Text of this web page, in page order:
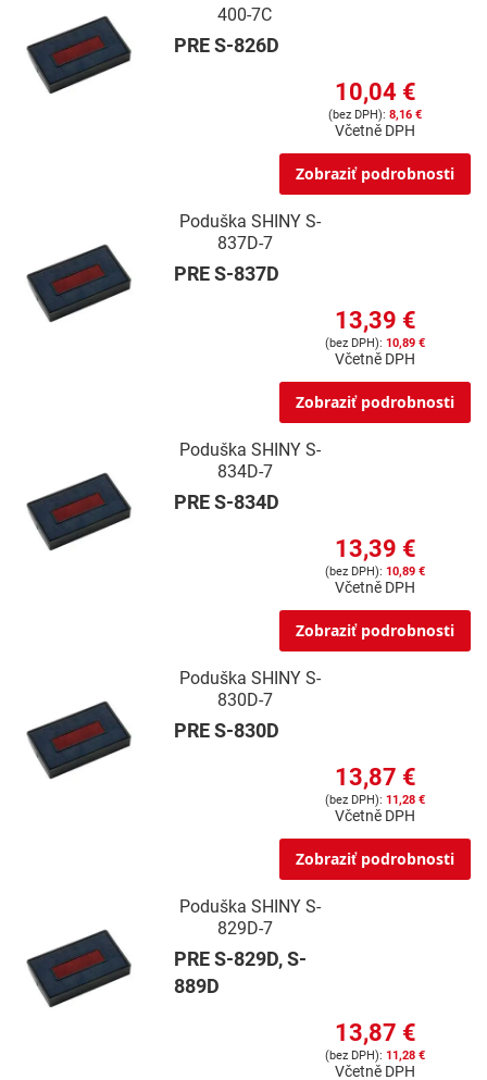
400-7C
PRE S-826D
10,04 €
8,16 €
Včetně DPH
Zobraziť podrobnosti
Poduška SHINY S-
837D-7
PRE S-837D
13,39 €
10,89 €
Včetně DPH
Zobraziť podrobnosti
Poduška SHINY S-
834D-7
PRE S-834D
13,39 €
10,89 €
Včetně DPH
Zobraziť podrobnosti
Poduška SHINY S-
830D-7
PRE S-830D
13,87 €
11,28 €
Včetně DPH
Zobraziť podrobnosti
Poduška SHINY S-
829D-7
PRE S-829D, S-
889D
13,87 €
11,28 €
Včetně DPH